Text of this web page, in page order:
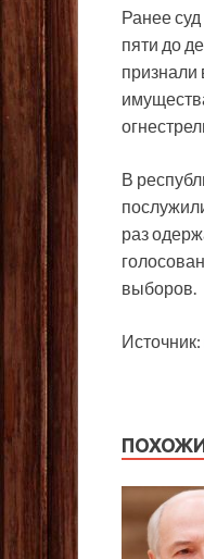
Ранее
пяти до
В
раз
выборов.
Источник: